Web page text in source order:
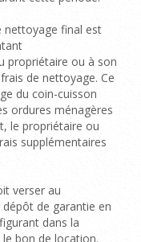
nettoyage final est
propriétaire ou à son
de nettoyage. Ce
du coin-cuisson
ordures ménagères
le propriétaire ou
supplémentaires
verser au
de garantie en
dans la
bon de location.